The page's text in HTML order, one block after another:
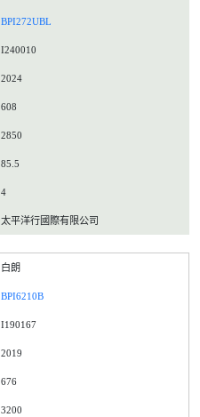
BPI272UBL
I240010
2024
608
2850
85.5
4
太平洋行國際有限公司
白朗
BPI6210B
I190167
2019
676
3200